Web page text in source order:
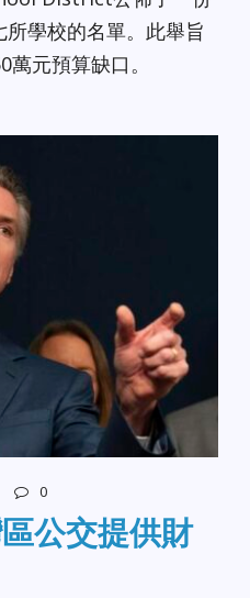
學校的名單。此舉旨
元預算缺口。
0
公交提供財